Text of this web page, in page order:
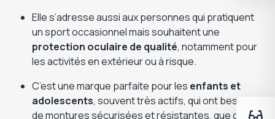
Elle s’adresse aussi aux personnes qui pratiquent
un sport occasionnel mais souhaitent une
protection oculaire de qualité, notamment pour
les activités en extérieur ou à risque.
C’est une marque parfaite pour les enfants et
adolescents, souvent très actifs, qui ont besoin
de montures sécurisées et résistantes, que ce